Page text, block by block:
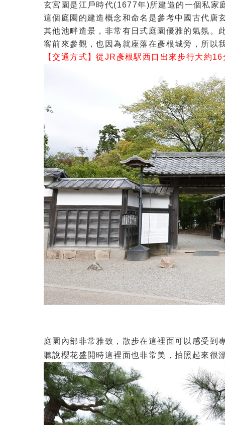
玄宮園是江戶時代(1677年)所建造的一個私家
這個庭園的建造概念和命名是參考中國古代唐
其他池畔造景，非常有日式庭園優雅的氣氛。
客前來參觀，也因為就座落在彥根城旁，所以
【交通方式】從JR彥根駅西口出來步行大約
庭園內部非常雅致，散步在這裡面可以感受到
聽說櫻花盛開時這裡面也非常美，拍照起來很